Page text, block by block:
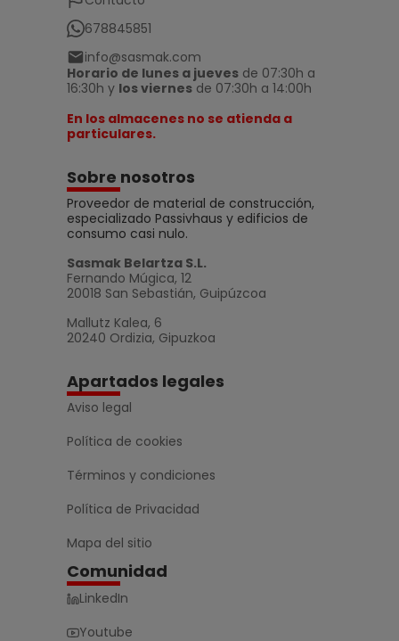
678845851
info@sasmak.com
Horario de lunes a jueves de 07:30h a
16:30h y los viernes de 07:30h a 14:00h
En los almacenes no se atienda a
particulares.
Sobre nosotros
Proveedor de material de construcción,
especializado Passivhaus y edificios de
consumo casi nulo.
Sasmak Belartza S.L.
Fernando Múgica, 12
20018 San Sebastián, Guipúzcoa
Mallutz Kalea, 6
20240 Ordizia, Gipuzkoa
Apartados legales
Aviso legal
Política de cookies
Términos y condiciones
Política de Privacidad
Mapa del sitio
Comunidad
LinkedIn
Youtube